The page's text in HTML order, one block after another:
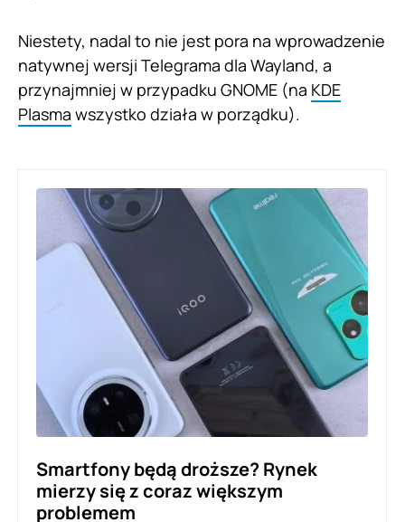
Niestety, nadal to nie jest pora na wprowadzenie
natywnej wersji Telegrama dla Wayland, a
przynajmniej w przypadku GNOME (na KDE
Plasma wszystko działa w porządku).
Smartfony będą droższe? Rynek
mierzy się z coraz większym
problemem